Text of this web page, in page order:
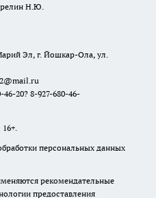
Н.Ю.
Эл, г. Йошкар-Ола, ул.
20? 8-927-680-46-
персональных данных
рекомендательные
предоставления